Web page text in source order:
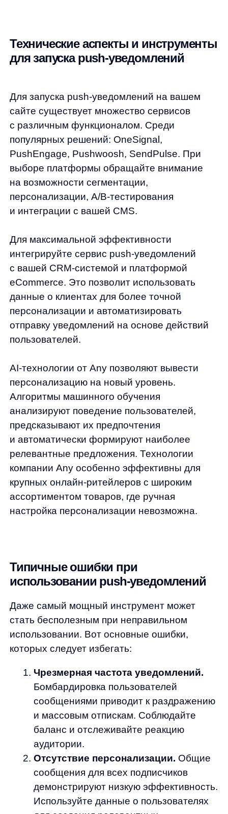
Бомбардировка пользователей
сообщениями приводит к раздражению
аудитории.
Отсутствие персонализации.Общие
сообщения для всех подписчиков
демонстрируют низкую эффективность.
Используйте данные о пользователях
для создания релевантных
предложений.
Неактуальные предложения.
Уведомления о скидках на товары,
которые пользователь уже купил, или
о распродаже, которая уже
к бренду.
Неподходящее время отправки.
Уведомления, приходящие ночью или
в другое неудобное время, вызывают
часовые пояса и предпочтения
пользователей.
Сложные и длинные тексты.Push-
уведомления должны быть краткими
уведомления.
Игнорирование аналитики.
Регулярный анализ эффективности
кампаний позволяет выявлять
проблемные места и оперативно
корректировать стратегию.
Будущее на кончиках пальцев:
тренды и перспективы
Push-уведомления — это не просто еще
один канал коммуникации, а мощный
позволяет значительно увеличить конверсию
и лояльность клиентов.
В ближайшем будущем мы увидим развитие
интерактивных push-уведомлений,
и еще более глубокую AI-персонализацию.
искусственного интеллекта для eCommerce,
помогая онлайн-ритейлерам создавать по-
настоящему персонализированный
пользовательский опыт.
Не упускайте возможность использовать
весь потенциал push-уведомлений для
вашего бизнеса. Начните с небольших
экспериментов, анализируйте результаты
и постепенно выстраивайте комплексную
стратегию. А если вам нужна помощь